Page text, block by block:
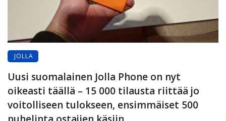
JOLLA
Uusi suomalainen Jolla Phone on nyt
oikeasti täällä – 15 000 tilausta riittää jo
voitolliseen tulokseen, ensimmäiset 500